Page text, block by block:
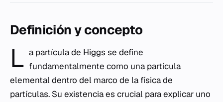
Definición y concepto
L a partícula de Higgs se define
fundamentalmente como una partícula
elemental dentro del marco de la física de
partículas. Su existencia es crucial para explicar uno